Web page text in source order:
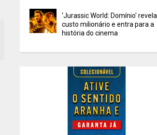
'Jurassic World: Domínio' revela
custo milionário e entra para a
história do cinema